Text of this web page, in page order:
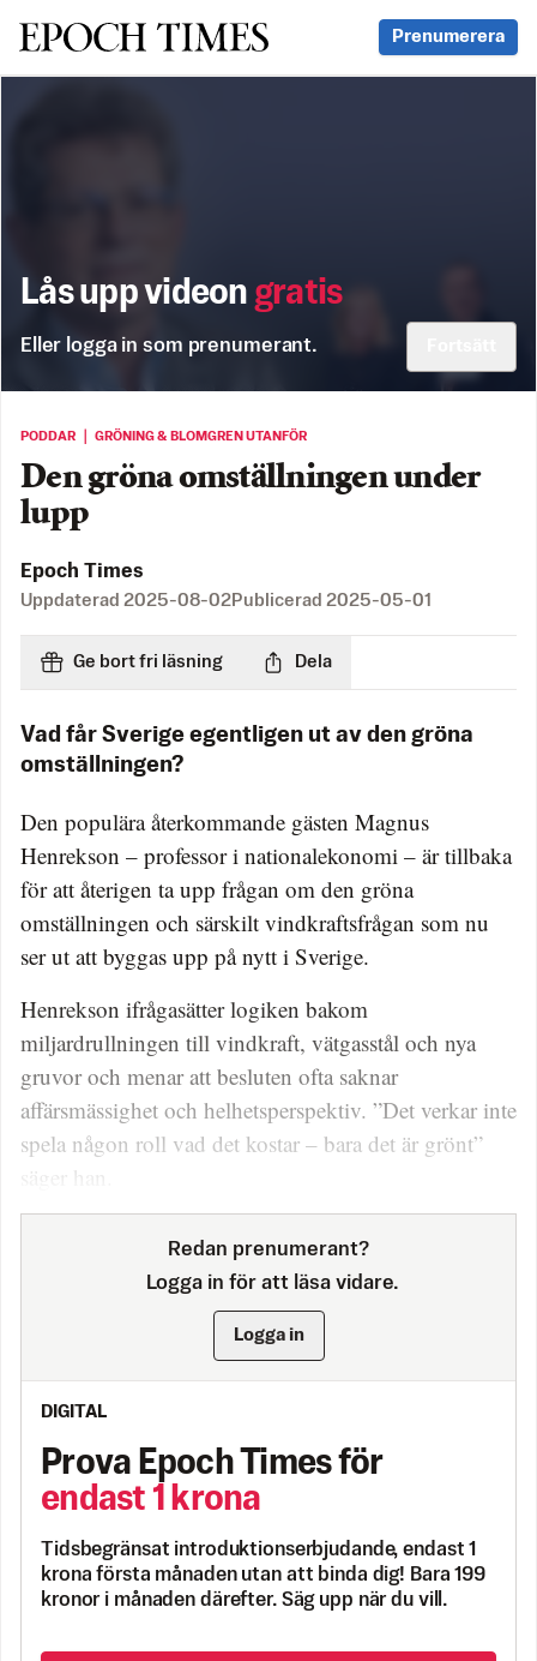
Svenska Epoch Times Prenumerera
Lås upp videon gratis
Eller logga in som prenumerant.
PODDAR ｜ GRÖNING & BLOMGREN UTANFÖR
Den gröna omställningen under
lupp
Epoch Times
Uppdaterad 2025-08-02 Publicerad 2025-05-01
Ge bort fri läsning Dela
Vad får Sverige egentligen ut av den gröna
omställningen?
Den populära återkommande gästen Magnus
Henrekson – professor i nationalekonomi – är tillbaka
för att återigen ta upp frågan om den gröna
omställningen och särskilt vindkraftsfrågan som nu
ser ut att byggas upp på nytt i Sverige.
Henrekson ifrågasätter logiken bakom
miljardrullningen till vindkraft, vätgasstål och nya
gruvor och menar att besluten ofta saknar
affärsmässighet och helhetsperspektiv. ”Det verkar inte
spela någon roll vad det kostar – bara det är grönt”
säger han.
Redan prenumerant?
Logga in för att läsa vidare.
Logga in
DIGITAL
Prova Epoch Times för
endast 1 krona
Tidsbegränsat introduktionserbjudande, endast 1
krona första månaden utan att binda dig! Bara 199
kronor i månaden därefter. Säg upp när du vill.